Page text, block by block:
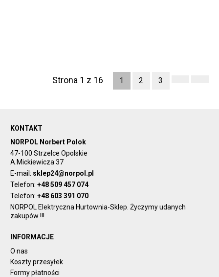
Strona 1 z 16 1 2 3
KONTAKT
NORPOL Norbert Polok
47-100 Strzelce Opolskie
A.Mickiewicza 37
E-mail: sklep24@norpol.pl
Telefon:+48 509 457 074
Telefon:+48 603 391 070
NORPOL Elektryczna Hurtownia-Sklep. Życzymy udanych
zakupów !!!
INFORMACJE
O nas
Koszty przesyłek
Formy płatności